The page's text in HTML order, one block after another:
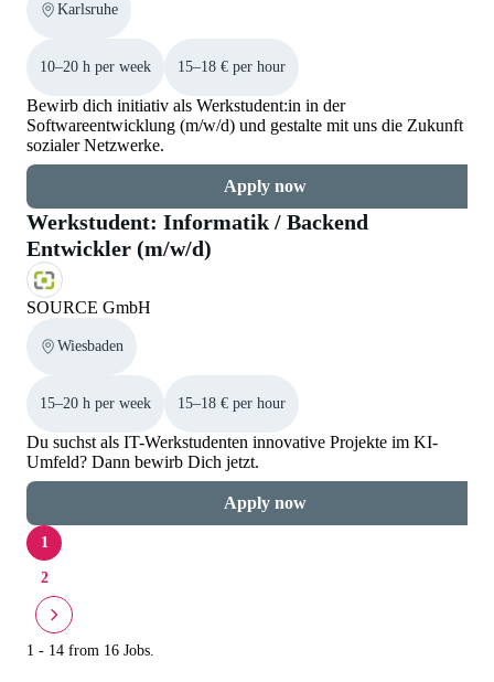
Karlsruhe
10–20 h per week 15–18 € per hour
Bewirb dich initiativ als Werkstudent:in in der
Softwareentwicklung (m/w/d) und gestalte mit uns die Zukunft
sozialer Netzwerke.
Apply now
Werkstudent: Informatik / Backend
Entwickler (m/w/d)
SOURCE GmbH
Wiesbaden
15–20 h per week 15–18 € per hour
Du suchst als IT-Werkstudenten innovative Projekte im KI-
Umfeld? Dann bewirb Dich jetzt.
Apply now
1
2
1 - 14 from 16 Jobs.